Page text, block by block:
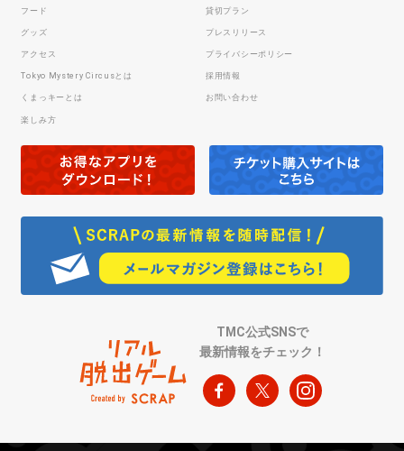
フード
グッズ
アクセス
Tokyo Mystery Circusとは
くまっキーとは
楽しみ方
貸切プラン
プレスリリース
プライバシーポリシー
採用情報
お問い合わせ
TMC公式SNSで
最新情報をチェック！